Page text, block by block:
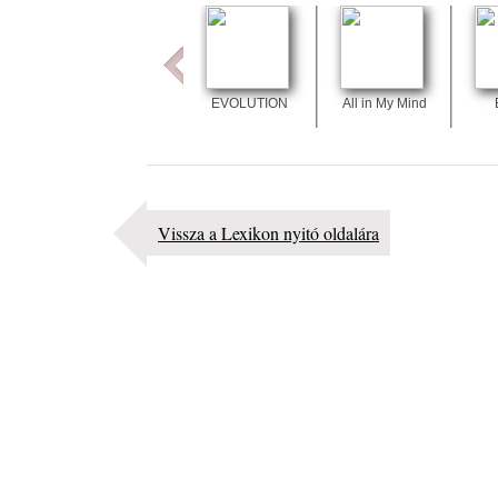
2026. augusztus 05.
Jazz-rock albumok 1983-ból - John Scofield „Out
Light”
2026. augusztus 05.
Jazz-rock albumok 1982-ből - John Scofield
Lemezek a hatvanas-hetvenes évekből - 84. rész:
EVOLUTION All in My Mind
Vissza a Lexikon nyitó oldalára